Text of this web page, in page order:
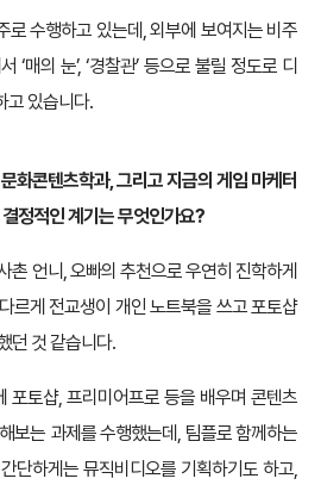
로 수행하고 있는데, 외부에 보여지는 비주
‘매의 눈’, ‘경찰관’ 등으로 불릴 정도로 디
고 있습니다.
화콘텐츠학과, 그리고 지금의 게임 마케터
정적인 계기는 무엇인가요?
촌 언니, 오빠의 추천으로 우연히 진학하게
르게 전교생이 개인 노트북을 쓰고 포토샵
던 것 같습니다.
포토샵, 프리미어프로 등을 배우며 콘텐츠
보는 과제를 수행했는데, 팀플로 함께하는
단하게는 뮤직비디오를 기획하기도 하고,